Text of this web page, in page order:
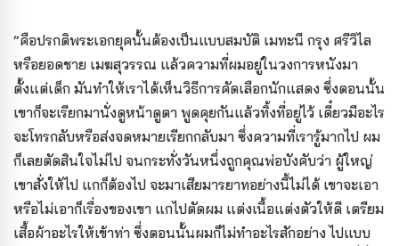
“คือปรกติพระเอกยุคนั้นต้องเป็นแบบสมบัติ เมทะนี กรุง ศรีวิไล
หรือยอดชาย เมฆสุวรรณ แล้วความที่ผมอยู่ในวงการหนังมา
ตั้งแต่เด็ก มันทำให้เราได้เห็นวิธีการคัดเลือกนักแสดง ซึ่งตอนนั้น
เขาก็จะเรียกมานั่งดูหน้าดูตา พูดคุยกันแล้วทิ้งที่อยู่ไว้ เดี๋ยวมีอะไร
จะโทรกลับหรือส่งจดหมายเรียกกลับมา ซึ่งความที่เรารู้มากไป ผม
ก็เลยตัดสินใจไม่ไป จนกระทั่งวันหนึ่งถูกคุณพ่อบังคับว่า ผู้ใหญ่
เขาสั่งให้ไป แกก็ต้องไป จะมาเสียมารยาทอย่างนี้ไม่ได้ เขาจะเอา
หรือไม่เอาก็เรื่องของเขา แกไปตัดผม แต่งเนื้อแต่งตัวให้ดี เตรียม
เสื้อผ้าอะไรให้เข้าท่า ซึ่งตอนนั้นผมก็ไม่ทำอะไรสักอย่าง ไปแบบ